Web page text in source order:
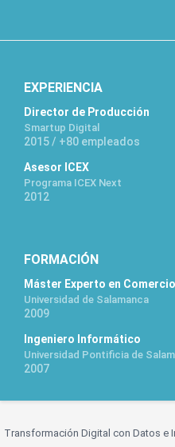
EXPERIENCIA
Director de Producción
Smartup Digital
2015 / +80 empleados
Asesor ICEX
Programa ICEX Next
2012
FORMACIÓN
Máster Experto en
Universidad de Salamanca
2009
Ingeniero Informático
Universidad Pontificia de
2007
Transformación Digital con Datos e